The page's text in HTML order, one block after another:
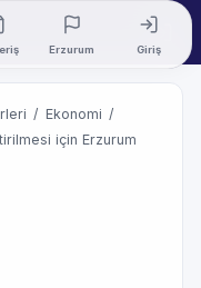
Erzurum Giriş
/ Ekonomi /
için Erzurum